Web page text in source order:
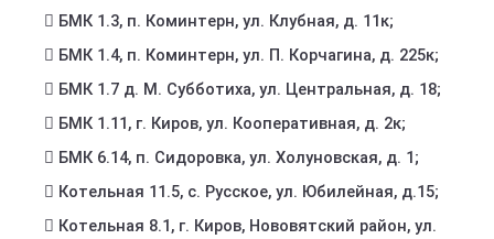
 БМК 1.3, п. Коминтерн, ул. Клубная, д. 11к;
 БМК 1.4, п. Коминтерн, ул. П. Корчагина, д. 225к;
 БМК 1.7 д. М. Субботиха, ул. Центральная, д. 18;
 БМК 1.11, г. Киров, ул. Кооперативная, д. 2к;
 БМК 6.14, п. Сидоровка, ул. Холуновская, д. 1;
 Котельная 11.5, с. Русское, ул. Юбилейная, д.15;
 Котельная 8.1, г. Киров, Нововятский район, ул.